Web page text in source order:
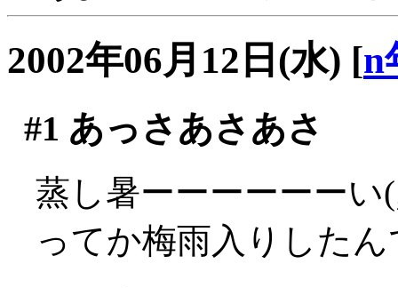
2002年06月12日(水) [n
#1 あっさあさあさ
蒸し暑ーーーーーーい
ってか梅雨入りした